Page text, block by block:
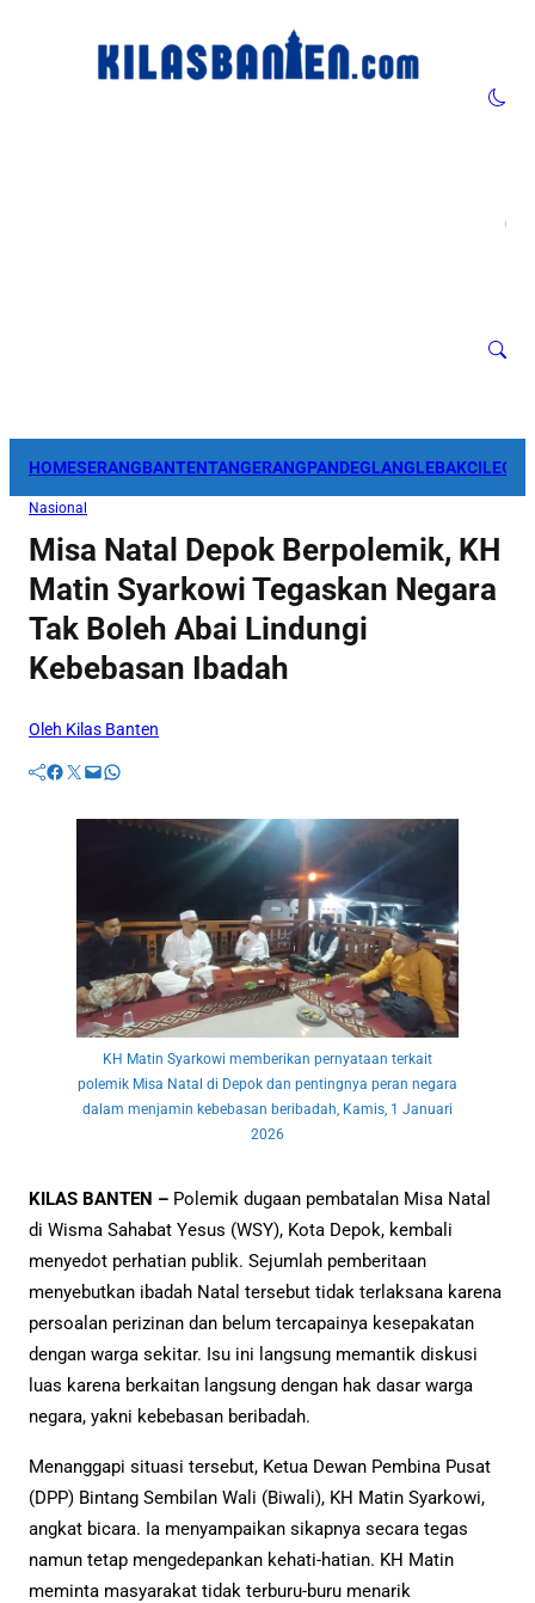
HOMESERANGBANTENTANGERANGPANDEGLANGLEBAK
Nasional
Misa Natal Depok Berpolemik, KH
Matin Syarkowi Tegaskan Negara
Tak Boleh Abai Lindungi
Kebebasan Ibadah
Oleh Kilas Banten
Facebook Twitter Mail WhatsApp
KH Matin Syarkowi memberikan pernyataan terkait
polemik Misa Natal di Depok dan pentingnya peran negara
dalam menjamin kebebasan beribadah, Kamis, 1 Januari
2026
KILAS BANTEN – Polemik dugaan pembatalan Misa Natal
di Wisma Sahabat Yesus (WSY), Kota Depok, kembali
menyedot perhatian publik. Sejumlah pemberitaan
menyebutkan ibadah Natal tersebut tidak terlaksana karena
persoalan perizinan dan belum tercapainya kesepakatan
dengan warga sekitar. Isu ini langsung memantik diskusi
luas karena berkaitan langsung dengan hak dasar warga
negara, yakni kebebasan beribadah.
Menanggapi situasi tersebut, Ketua Dewan Pembina Pusat
(DPP) Bintang Sembilan Wali (Biwali), KH Matin Syarkowi,
angkat bicara. Ia menyampaikan sikapnya secara tegas
namun tetap mengedepankan kehati-hatian. KH Matin
meminta masyarakat tidak terburu-buru menarik